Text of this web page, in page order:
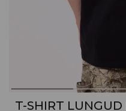
T-SHIRT